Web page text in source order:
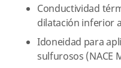
Conductividad
dilatación inferior
Idoneidad para
sulfurosos (NACE